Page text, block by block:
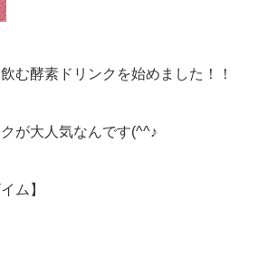
む酵素ドリンクを始めました！！
が大人気なんです(^^♪
ム】